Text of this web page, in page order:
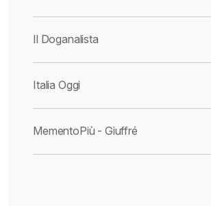
Il Doganalista
Italia Oggi
MementoPiù - Giuffré